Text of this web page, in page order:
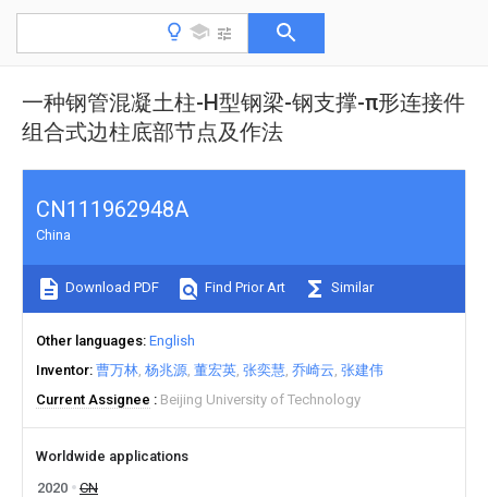
一种钢管混凝土柱-H型钢梁-钢支撑-π形连接件
组合式边柱底部节点及作法
CN111962948A
China
Download PDF Find Prior Art Similar
Other languages English
Inventor 曹万林 杨兆源 董宏英 张奕慧 乔崎云 张建伟
Current Assignee
Beijing University of Technology
Worldwide applications
2020
CN